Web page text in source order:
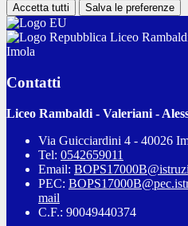
Accetta tutti Salva le preferenze
Liceo
Imola
Contatti
Liceo Rambaldi - Valeriani -
Via Guicciardini 4 - 40026
Tel: 0542659011
Email:
PEC:
mail
C.F.: 90049440374